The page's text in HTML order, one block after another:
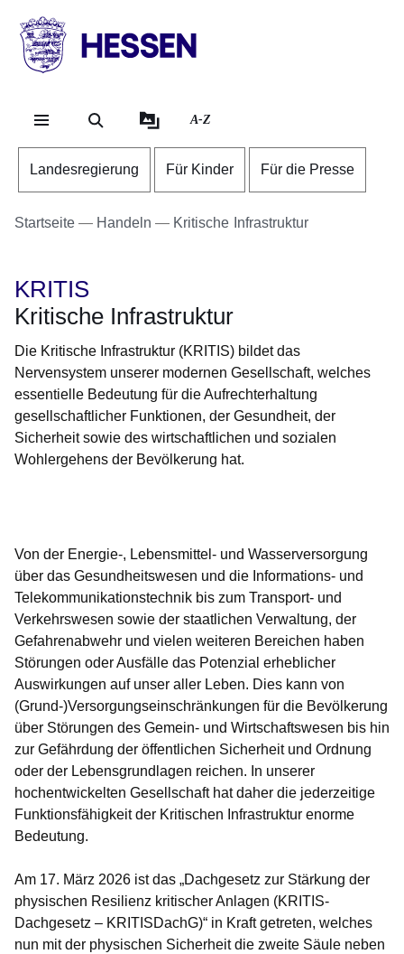
HESSEN
Landesregierung
A-Z
Landesregierung Für Kinder Für die Presse
Startseite Handeln Kritische Infrastruktur
KRITIS
Kritische Infrastruktur
Die Kritische Infrastruktur (KRITIS) bildet das
Nervensystem unserer modernen Gesellschaft, welches
essentielle Bedeutung für die Aufrechterhaltung
gesellschaftlicher Funktionen, der Gesundheit, der
Sicherheit sowie des wirtschaftlichen und sozialen
Wohlergehens der Bevölkerung hat.
Von der Energie-, Lebensmittel- und Wasserversorgung
über das Gesundheitswesen und die Informations- und
Telekommunikationstechnik bis zum Transport- und
Verkehrswesen sowie der staatlichen Verwaltung, der
Gefahrenabwehr und vielen weiteren Bereichen haben
Störungen oder Ausfälle das Potenzial erheblicher
Auswirkungen auf unser aller Leben. Dies kann von
(Grund-)Versorgungseinschränkungen für die Bevölkerung
über Störungen des Gemein- und Wirtschaftswesen bis hin
zur Gefährdung der öffentlichen Sicherheit und Ordnung
oder der Lebensgrundlagen reichen. In unserer
hochentwickelten Gesellschaft hat daher die jederzeitige
Funktionsfähigkeit der Kritischen Infrastruktur enorme
Bedeutung.
Am 17. März 2026 ist das „Dachgesetz zur Stärkung der
physischen Resilienz kritischer Anlagen (KRITIS-
Dachgesetz – KRITISDachG)“ in Kraft getreten, welches
nun mit der physischen Sicherheit die zweite Säule neben